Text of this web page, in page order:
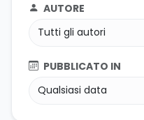
AUTORE
PUBBLICATO IN